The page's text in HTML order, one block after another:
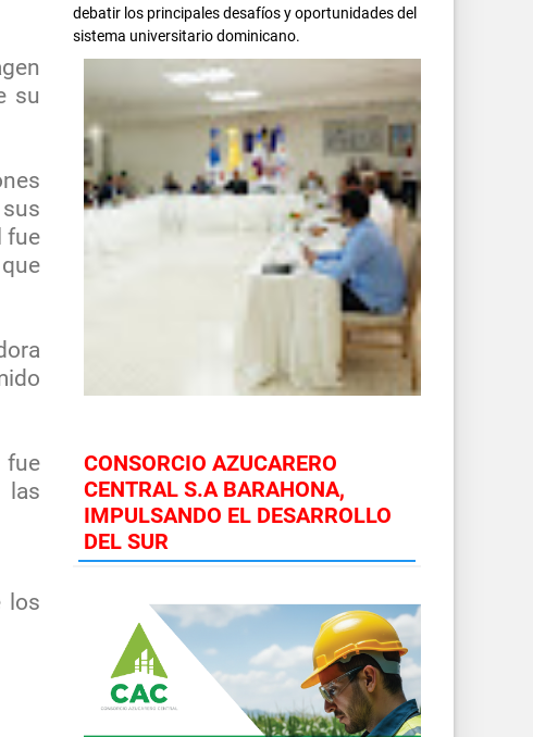
su
fue
fue
las
los
debatir los principales desafíos y oportunidades del
sistema universitario dominicano.
CONSORCIO AZUCARERO
CENTRAL S.A BARAHONA,
IMPULSANDO EL DESARROLLO
DEL SUR